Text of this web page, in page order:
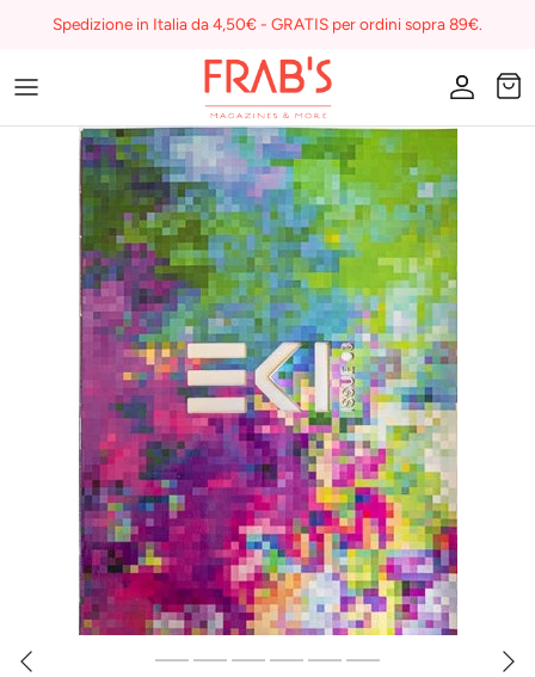
Spedizione in Italia da 4,50€ - GRATIS per ordini sopra 89€.
Magazines
Buono regalo
I miei preferiti su Frab's